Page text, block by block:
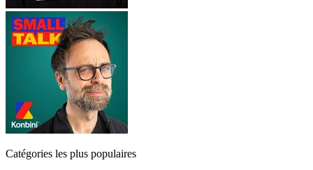
Catégories les plus populaires